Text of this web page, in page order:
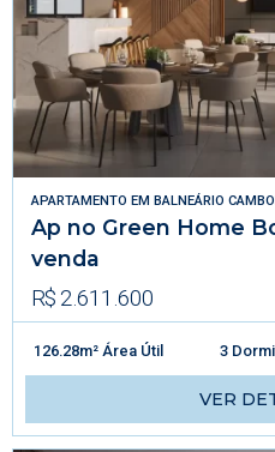
APARTAMENTO EM BALNEÁRIO
Ap no Green Home
venda
R$ 2.611.600
126.28m² Área Útil 3
VER